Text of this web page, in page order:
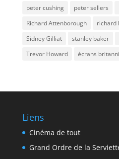
peter cushing
peter sellers
Richard Attenborough
richard
Sidney Gilliat
stanley baker
Trevor Howard
écrans
Liens
Cinéma de tout
Grand Ordre de la